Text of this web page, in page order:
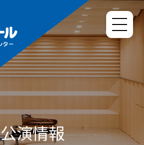
公演情報